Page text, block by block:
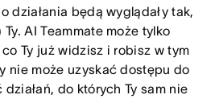
działania będą wyglądały tak,
AI Teammate może tylko
Ty już widzisz i robisz w tym
nie może uzyskać dostępu do
do których Ty sam nie